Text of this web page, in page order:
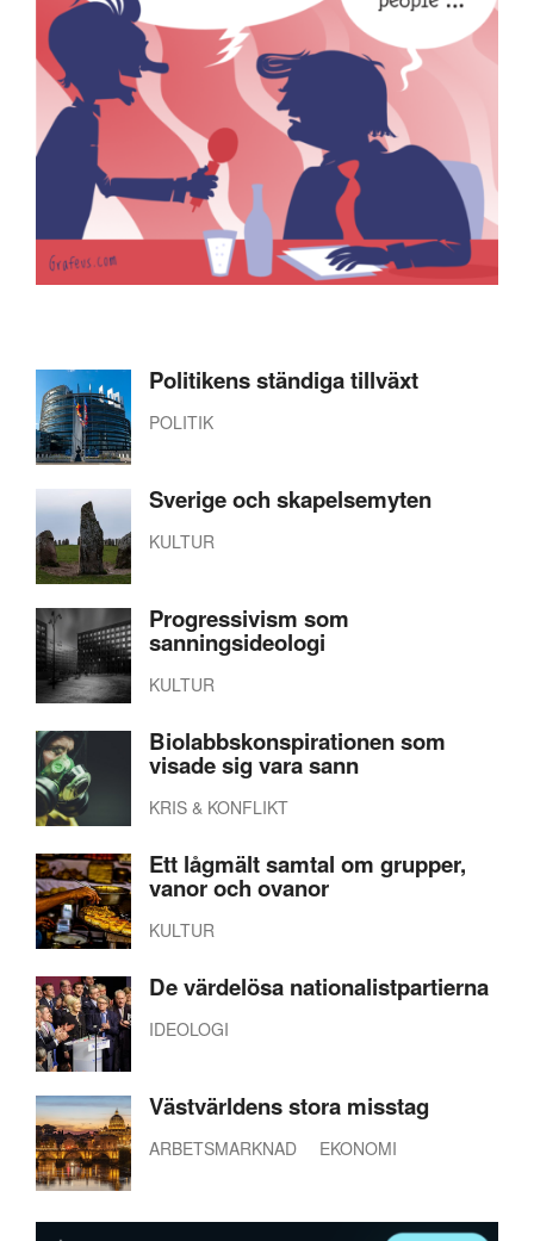
Politikens ständiga tillväxt
POLITIK
Sverige och skapelsemyten
KULTUR
Progressivism som
sanningsideologi
KULTUR
Biolabbskonspirationen som
visade sig vara sann
KRIS & KONFLIKT
Ett lågmält samtal om grupper,
vanor och ovanor
KULTUR
De värdelösa nationalistpartierna
IDEOLOGI
Västvärldens stora misstag
ARBETSMARKNAD EKONOMI